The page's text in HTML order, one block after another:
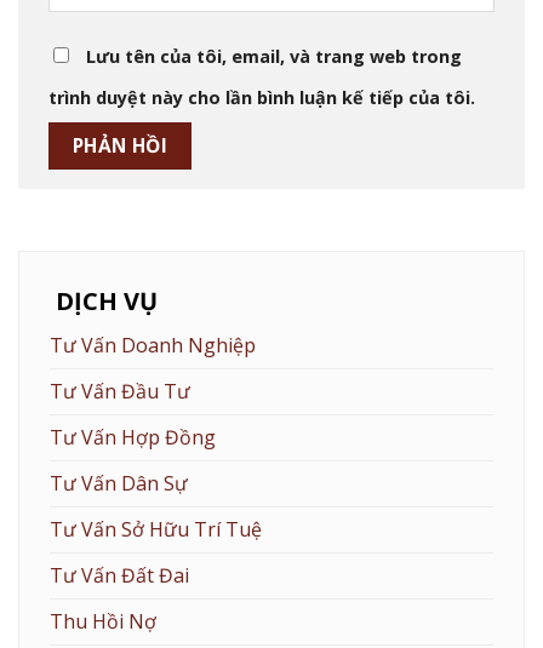
Lưu tên của tôi, email, và trang web trong
trình duyệt này cho lần bình luận kế tiếp của tôi.
DỊCH VỤ
Tư Vấn Doanh Nghiệp
Tư Vấn Đầu Tư
Tư Vấn Hợp Đồng
Tư Vấn Dân Sự
Tư Vấn Sở Hữu Trí Tuệ
Tư Vấn Đất Đai
Thu Hồi Nợ